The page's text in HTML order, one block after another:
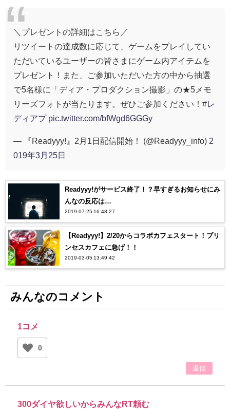
＼プレゼントの詳細はこちら／
リツイートの達成数に応じて、ゲームをプレイしてい
ただいているユーザーの皆さまにゲーム内アイテムを
プレゼント！また、ご参加いただいた方の中から抽選
で5名様に「ディア・プロダクション撮影」の★5メモ
リーズフォトが当たります。ぜひご参加ください！ #レ
ディアプ pic.twitter.com/bfWgd6GGGy
— 『Readyyy!』2月1日配信開始！ (@Readyyy_info) 2
019年3月25日
Readyyy!がサービス終了！？早すぎるお知らせにみ
んなの反応は…
2019-07-25 16:48:27
【Readyyy!】2/20からコラボカフェスタート！プリ
ンセスカフェに急げ！！
2019-03-05 13:49:42
みんなのコメント
1コメ
0
返信
300ダイヤ欲しいからみんなRT頼む